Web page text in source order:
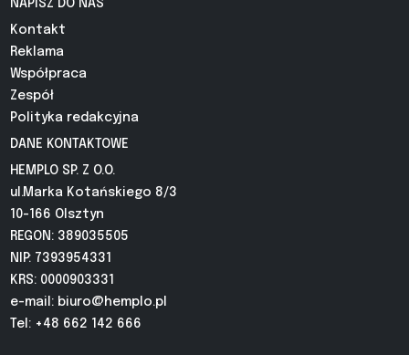
NAPISZ DO NAS
Kontakt
Reklama
Współpraca
Zespół
Polityka redakcyjna
DANE KONTAKTOWE
HEMPLO SP. Z O.O.
ul.Marka Kotańskiego 8/3
10-166 Olsztyn
REGON: 389035505
NIP: 7393954331
KRS: 0000903331
e-mail: biuro@hemplo.pl
Tel: +48 662 142 666